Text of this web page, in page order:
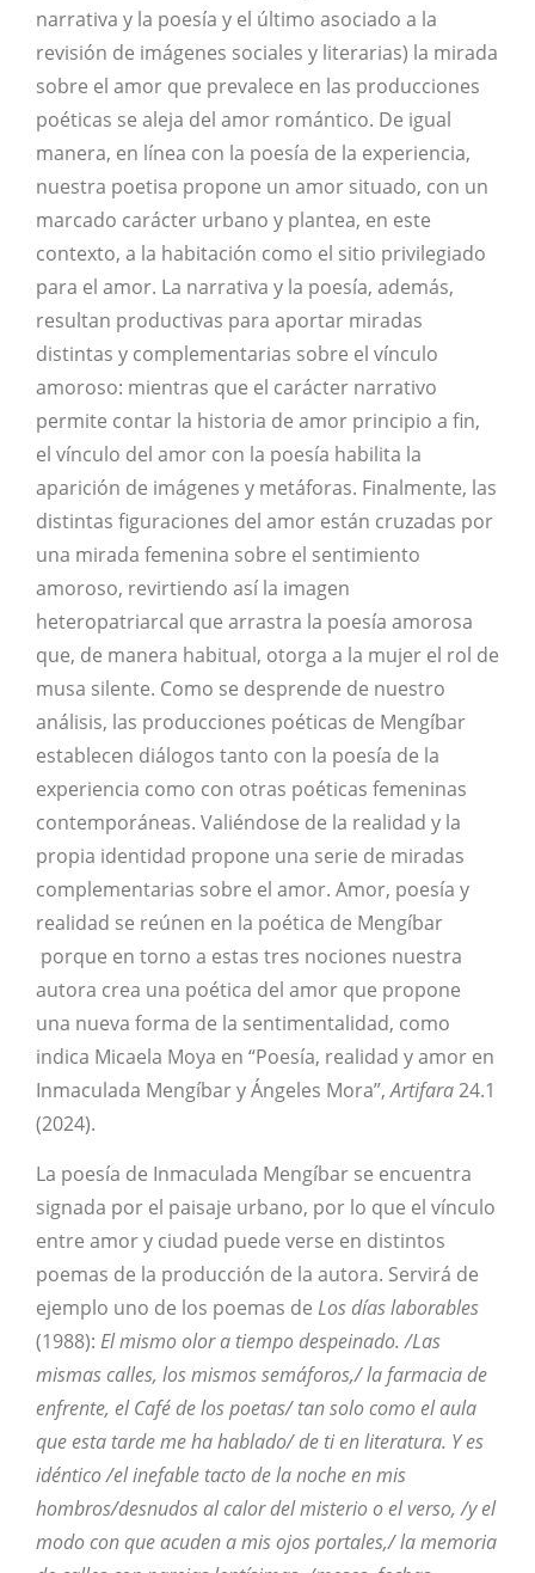
narrativa y la poesía y el último asociado a la
revisión de imágenes sociales y literarias) la mirada
sobre el amor que prevalece en las producciones
poéticas se aleja del amor romántico. De igual
manera, en línea con la poesía de la experiencia,
nuestra poetisa propone un amor situado, con un
marcado carácter urbano y plantea, en este
contexto, a la habitación como el sitio privilegiado
para el amor. La narrativa y la poesía, además,
resultan productivas para aportar miradas
distintas y complementarias sobre el vínculo
amoroso: mientras que el carácter narrativo
permite contar la historia de amor principio a fin,
el vínculo del amor con la poesía habilita la
aparición de imágenes y metáforas. Finalmente, las
distintas figuraciones del amor están cruzadas por
una mirada femenina sobre el sentimiento
amoroso, revirtiendo así la imagen
heteropatriarcal que arrastra la poesía amorosa
que, de manera habitual, otorga a la mujer el rol de
musa silente. Como se desprende de nuestro
análisis, las producciones poéticas de Mengíbar
establecen diálogos tanto con la poesía de la
experiencia como con otras poéticas femeninas
contemporáneas. Valiéndose de la realidad y la
propia identidad propone una serie de miradas
complementarias sobre el amor. Amor, poesía y
realidad se reúnen en la poética de Mengíbar
porque en torno a estas tres nociones nuestra
autora crea una poética del amor que propone
una nueva forma de la sentimentalidad, como
indica Micaela Moya en “Poesía, realidad y amor en
Inmaculada Mengíbar y Ángeles Mora”,Artifara24.1
(2024).
La poesía de Inmaculada Mengíbar se encuentra
signada por el paisaje urbano, por lo que el vínculo
entre amor y ciudad puede verse en distintos
poemas de la producción de la autora. Servirá de
ejemplo uno de los poemas de Los días laborables
(1988): El mismo olor a tiempo despeinado. /Las
mismas calles, los mismos semáforos,/ la farmacia de
enfrente, el Café de los poetas/ tan solo como el aula
que esta tarde me ha hablado/ de ti en literatura. Y es
idéntico /el inefable tacto de la noche en mis
hombros/desnudos al calor del misterio o el verso, /y el
modo con que acuden a mis ojos portales,/ la memoria